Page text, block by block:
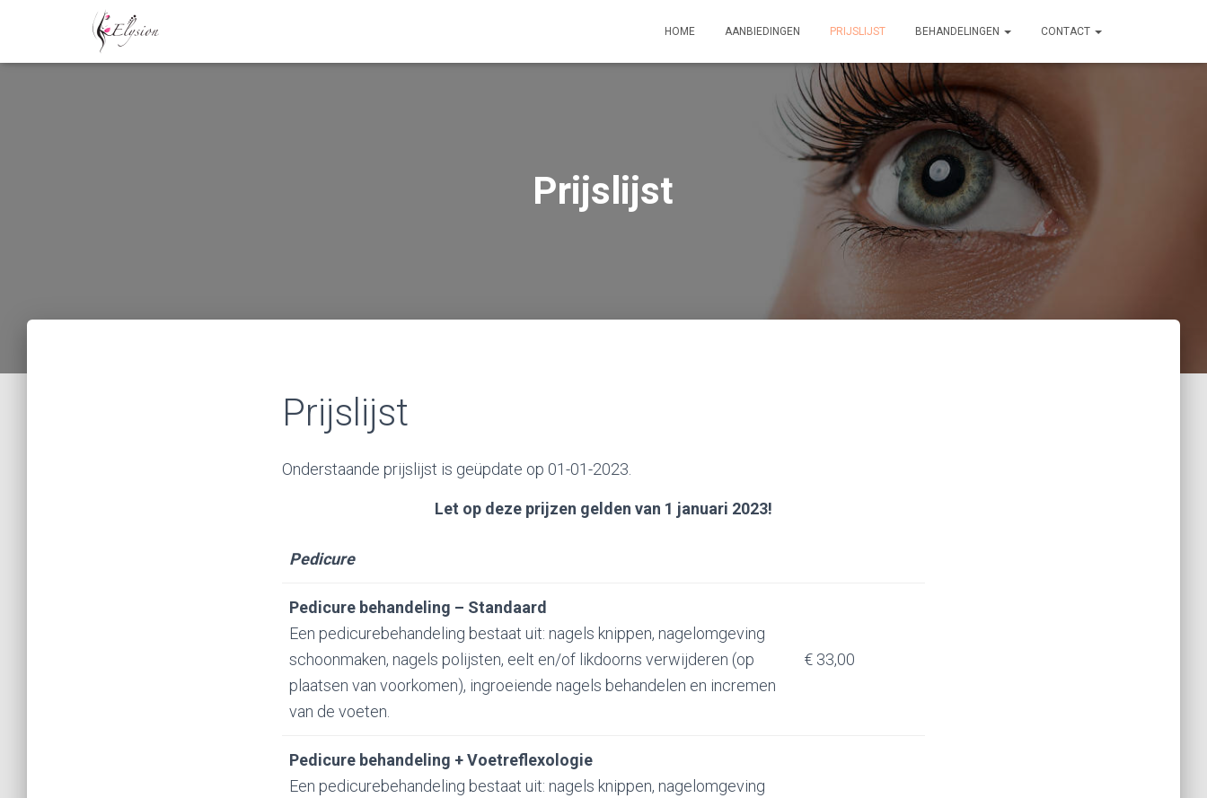
HOME AANBIEDINGEN PRIJSLIJST BEHANDELINGEN CONTACT
Prijslijst
Prijslijst
Onderstaande prijslijst is geüpdate op 01-01-2023.
Let op deze prijzen gelden van 1 januari 2023!
Pedicure
Pedicure behandeling – Standaard
Een pedicurebehandeling bestaat uit: nagels knippen, nagelomgeving
schoonmaken, nagels polijsten, eelt en/of likdoorns verwijderen (op
plaatsen van voorkomen), ingroeiende nagels behandelen en incremen
van de voeten.
€ 33,00
Pedicure behandeling + Voetreflexologie
Een pedicurebehandeling bestaat uit: nagels knippen, nagelomgeving